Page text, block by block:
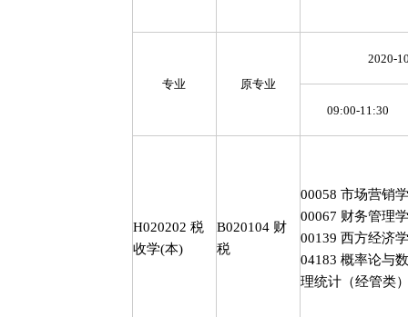
专业 原专业
2020-
09:00-11:30
H020202 税
收学(本)
B020104 财
税
00058 市场营销学
00067 财务管理学
00139 西方经济学
04183 概率论与数
理统计（经管类